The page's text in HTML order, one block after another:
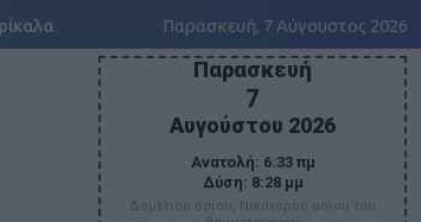
Παρασκευή, 7 Αύγουστος 2026
Παρασκευή
7
Αυγούστου 2026
Ανατολή: 6:33 πμ
Δύση: 8:28 μμ
Δομετίου οσίου, Νικάνορος οσίου του